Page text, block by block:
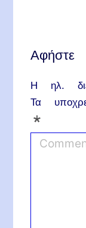
Αφήστε
Η ηλ.
Τα
*